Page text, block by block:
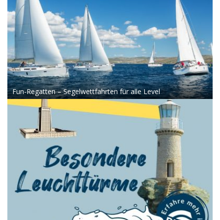
Fun-Regatten – Segelwettfahrten für alle Level